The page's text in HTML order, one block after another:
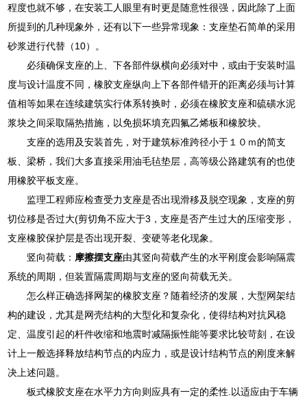
程度也就不够，在安装工人眼里有时更是随意性很强，因此除了上面
所提到的几种现象外，还有以下一些异常现象：支座垫石简单的采用
砂浆进行代替（10）。
必须确保支座的上、下各部件纵横向必须对中，或由于安装时温
度与设计温度不同，橡胶支座纵向上下各部件错开的距离必须与计算
值相等如果在连续建筑实行体系转换时，必须在橡胶支座和硫磺水泥
浆块之间采取隔热措施，以免损坏填充四氟乙烯板和橡胶块。
支座的选用及安装首先，对于建筑标准跨径小于１０ｍ的简支
板、梁桥，我们大多直接采用油毛毡垫层，高等级公路建筑有的也使
用橡胶平板支座。
监理工程师应检查受力支座是否出现滑移及脱空现象，支座的剪
切位移是否过大(剪切角不应大于3，支座是否产生过大的压缩变形，
支座橡胶保护层是否出现开裂、变硬等老化现象。
竖向荷载： 摩擦摆支座由其竖向荷载产生的水平刚度会影响隔震
系统的周期，但装置隔震周期与支座的竖向荷载无关。
怎么样正确选择网架的橡胶支座？随着经济的发展，大型网架结
构的建设，尤其是网壳结构的大型化和复杂化，使得结构对抗风稳
定、温度引起的杆件收缩和地震时减隔振性能等要求比较苛刻，在设
计上一般选择释放结构节点的内应力，或是设计结构节点的刚度来解
决上述问题。
板式橡胶支座在水平力方向则应具有一定的柔性.以适应由于车辆